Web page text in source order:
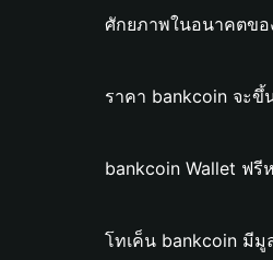
ศักยภาพในอนาคตขอ
ราคา bankcoin จะขึ้
bankcoin Wallet ฟรี
โทเค็น bankcoin มีมู